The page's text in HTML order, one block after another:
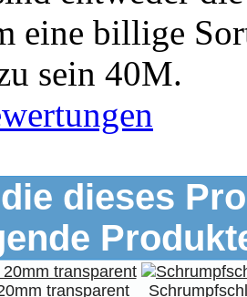
eine billige
sein 40M.
dieses
transparent